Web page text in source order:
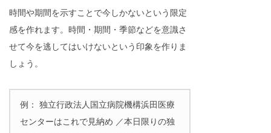
時間や期間を示すことで今しかないという限定
感を作れます。時間・期間・季節などを意識さ
せて今を逃してはいけないという印象を作りま
しょう。
例： 独立行政法人国立病院機構浜田医療
センターはこれで見納め ／本日限りの独